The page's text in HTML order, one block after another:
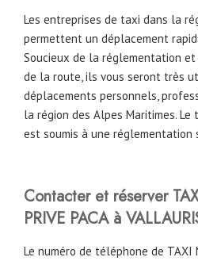
Les entreprises de taxi dans la
permettent un déplacement
Soucieux de la réglementation
de la route, ils vous seront très
déplacements personnels,
la région des Alpes Maritimes. Le
est soumis à une réglementation
Contacter et réserver
PRIVE PACA à
Le numéro de téléphone de TAXI